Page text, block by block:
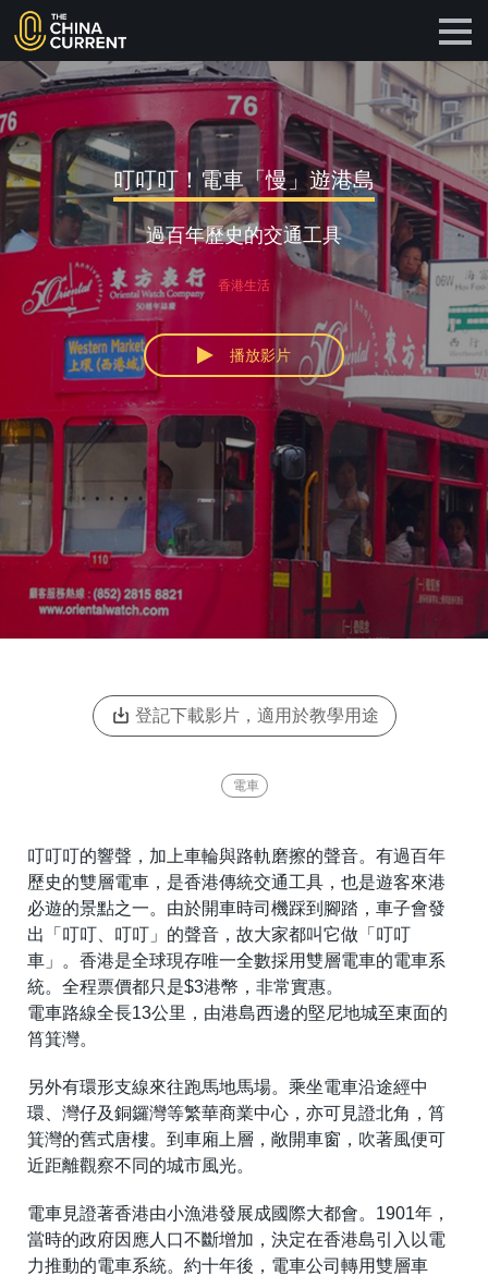
叮叮叮！電車「慢」遊港島
過百年歷史的交通工具
香港生活
播放影片
登記下載影片，適用於教學用途
電車
叮叮叮的響聲，加上車輪與路軌磨擦的聲音。有過百年
歷史的雙層電車，是香港傳統交通工具，也是遊客來港
必遊的景點之一。由於開車時司機踩到腳踏，車子會發
出「叮叮、叮叮」的聲音，故大家都叫它做「叮叮
車」。香港是全球現存唯一全數採用雙層電車的電車系
統。全程票價都只是$3港幣，非常實惠。
電車路線全長13公里，由港島西邊的堅尼地城至東面的
筲箕灣。
另外有環形支線來往跑馬地馬場。乘坐電車沿途經中
環、灣仔及銅鑼灣等繁華商業中心，亦可見證北角，筲
箕灣的舊式唐樓。到車廂上層，敞開車窗，吹著風便可
近距離觀察不同的城市風光。
電車見證著香港由小漁港發展成國際大都會。1901年，
當時的政府因應人口不斷增加，決定在香港島引入以電
力推動的電車系統。約十年後，電車公司轉用雙層車